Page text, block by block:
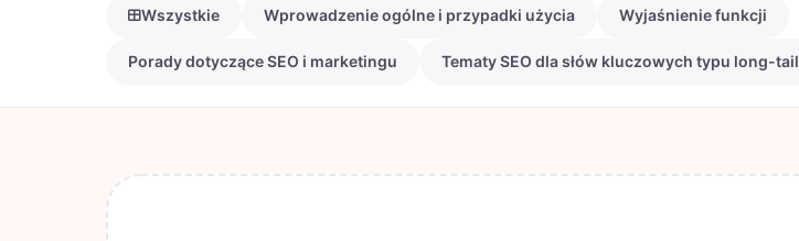
Wszystkie Wprowadzenie ogólne i przypadki użycia Wyjaśnienie funkcji
Porady dotyczące SEO i marketingu Tematy SEO dla słów kluczowych typu long-tail